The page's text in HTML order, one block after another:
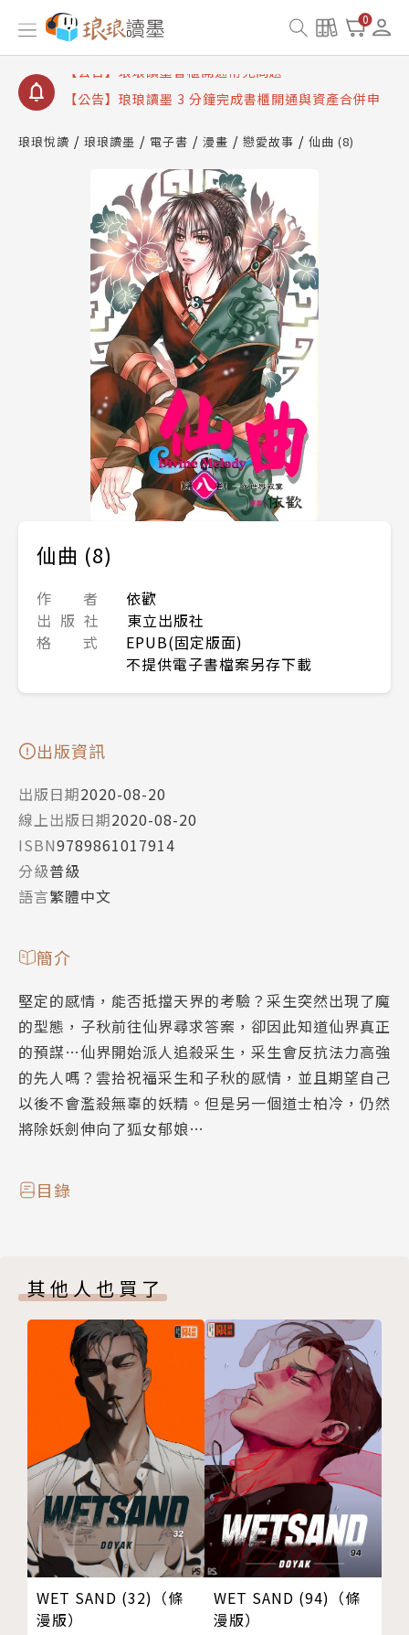
0
【公告】琅琅讀墨數位閱讀資產合併與書櫃開通申請
【公告】琅琅讀墨書櫃開通常見問題
【公告】琅琅讀墨 3 分鐘完成書櫃開通與資產合併申
請圖文教學
查詢
【公告】琅琅讀墨數位閱讀資產合併與書櫃開通申請
琅琅悅讀 琅琅讀墨 電子書 漫畫 戀愛故事 仙曲 (8)
仙曲 (8)
作 者
依歡
出 版 社
東立出版社
格 式
EPUB(固定版面)
不提供電子書檔案另存下載
出版資訊
出版日期2020-08-20
線上出版日期2020-08-20
ISBN9789861017914
分級普級
語言繁體中文
簡介
堅定的感情，能否抵擋天界的考驗？采生突然出現了魔
的型態，子秋前往仙界尋求答案，卻因此知道仙界真正
的預謀…仙界開始派人追殺采生，采生會反抗法力高強
的先人嗎？雲拾祝福采生和子秋的感情，並且期望自己
以後不會濫殺無辜的妖精。但是另一個道士柏冷，仍然
將除妖劍伸向了狐女郁娘…
目錄
其他人也買了
WET SAND (32)（條
漫版）
WET SAND (94)（條
漫版）